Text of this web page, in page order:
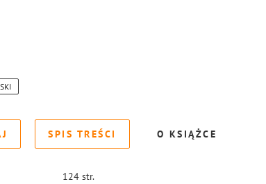
SPIS TREŚCI O KSIĄŻCE
124 str.